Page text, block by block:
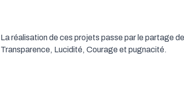
La réalisation de ces projets passe par le partage
Transparence, Lucidité, Courage et pugnacité.